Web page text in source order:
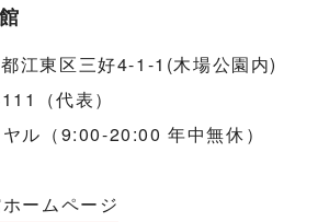
江東区三好4-1-1(木場公園内)
（代表）
ル（9:00-20:00 年中無休）
ームページ